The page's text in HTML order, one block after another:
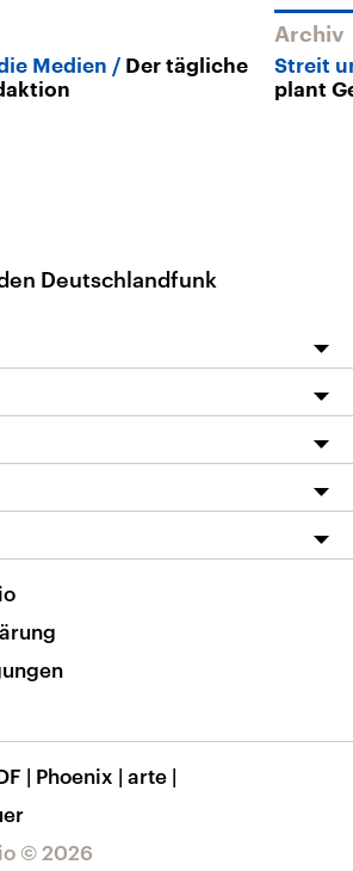
Medien
Der tägliche
Archiv
Streit
plant
Deutschlandfunk
auf dlf.de
App
App
© 2026
| Phoenix | arte |